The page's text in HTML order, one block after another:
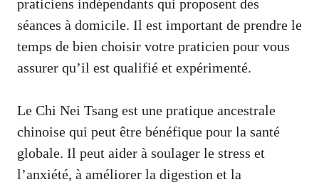
praticiens indépendants qui proposent des
séances à domicile. Il est important de prendre le
temps de bien choisir votre praticien pour vous
assurer qu’il est qualifié et expérimenté.
Le Chi Nei Tsang est une pratique ancestrale
chinoise qui peut être bénéfique pour la santé
globale. Il peut aider à soulager le stress et
l’anxiété, à améliorer la digestion et la